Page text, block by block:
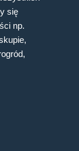
się
np.